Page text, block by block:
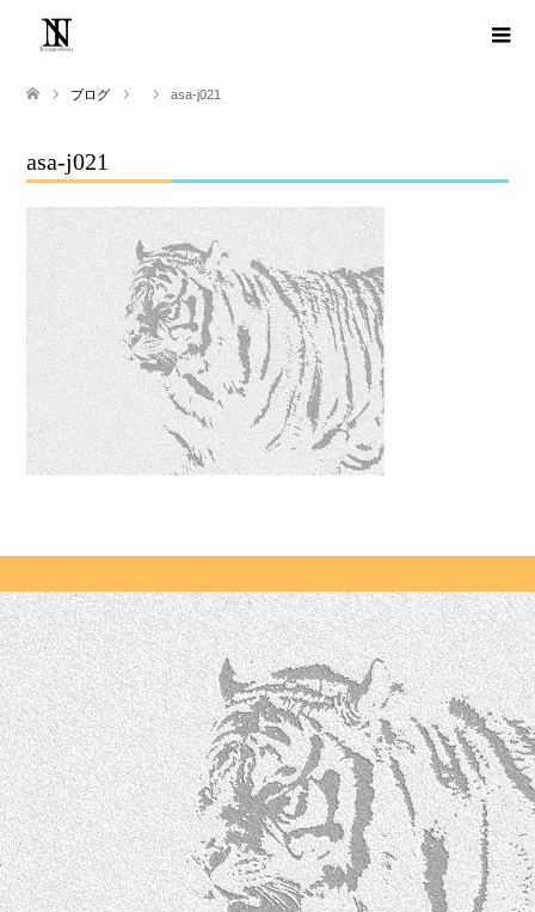
ブログ asa-j021
asa-j021